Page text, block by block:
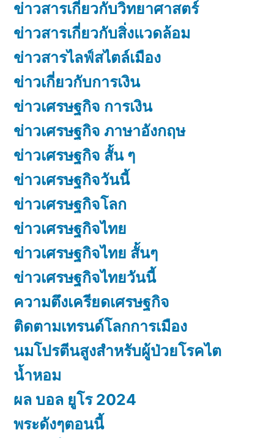
ข่าวสารเกี่ยวกับวิทยาศาสตร์
ข่าวสารเกี่ยวกับสิ่งแวดล้อม
ข่าวสารไลฟ์สไตล์เมือง
ข่าวเกี่ยวกับการเงิน
ข่าวเศรษฐกิจ การเงิน
ข่าวเศรษฐกิจ ภาษาอังกฤษ
ข่าวเศรษฐกิจ สั้น ๆ
ข่าวเศรษฐกิจวันนี้
ข่าวเศรษฐกิจโลก
ข่าวเศรษฐกิจไทย
ข่าวเศรษฐกิจไทย สั้นๆ
ข่าวเศรษฐกิจไทยวันนี้
ความตึงเครียดเศรษฐกิจ
ติดตามเทรนด์โลกการเมือง
นมโปรตีนสูงสำหรับผู้ป่วยโรคไต
น้ำหอม
ผล บอล ยูโร 2024
พระดังๆตอนนี้